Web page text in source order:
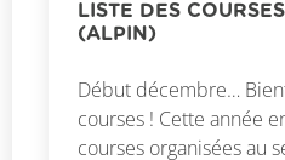
LISTE DES
(ALPIN)
Début décembre…
courses ! Cette année
courses organisées au